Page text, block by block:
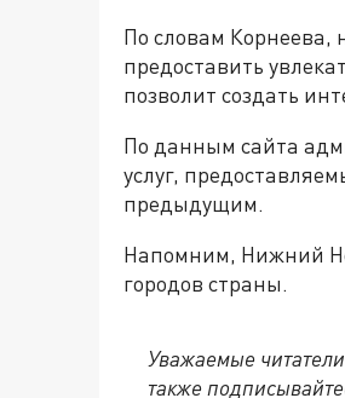
По словам Корнеева,
предоставить
позволит создать
По данным сайта
услуг,
предыдущим.
Напомним, Нижний
городов страны.
Уважаемые
также